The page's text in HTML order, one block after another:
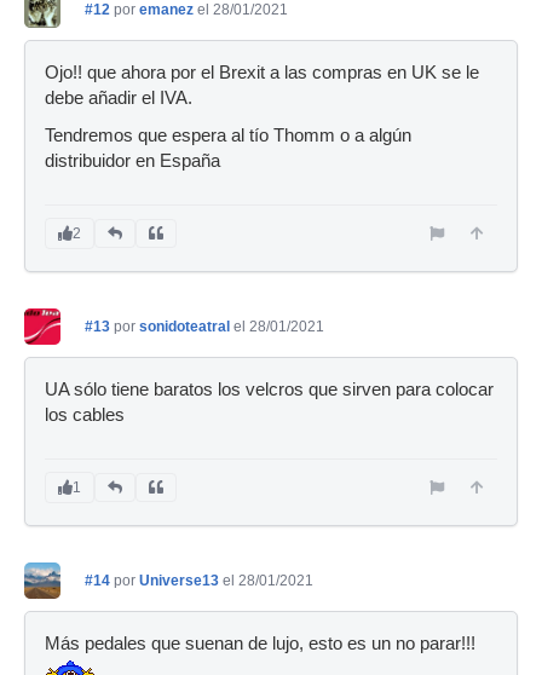
#12 por emanez el 28/01/2021
Ojo!! que ahora por el Brexit a las compras en UK se le
debe añadir el IVA.
Tendremos que espera al tío Thomm o a algún
distribuidor en España
2
#13 por sonidoteatral el 28/01/2021
UA sólo tiene baratos los velcros que sirven para colocar
los cables
1
#14 por Universe13 el 28/01/2021
Más pedales que suenan de lujo, esto es un no parar!!!